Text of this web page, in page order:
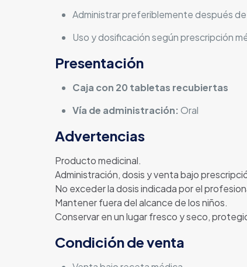
Administrar preferiblemente después de
Uso y dosificación según prescripción
Presentación
Caja con 20 tabletas recubiertas
Vía de administración: Oral
Advertencias
Producto medicinal.
Administración, dosis y venta bajo
No exceder la dosis indicada por el
Mantener fuera del alcance de los niños.
Conservar en un lugar fresco y seco,
Condición de venta